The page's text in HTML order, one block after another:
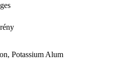
Potassium Alum